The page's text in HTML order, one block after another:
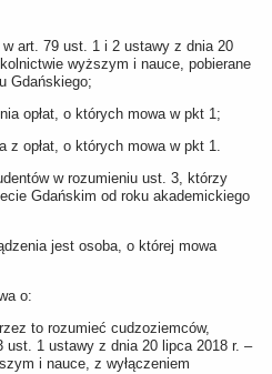
w art. 79 ust. 1 i 2 ustawy z dnia 20
wyższym i nauce, pobierane
Gdańskiego;
opłat, o których mowa w pkt 1;
z opłat, o których mowa w pkt 1.
w rozumieniu ust. 3, którzy
Gdańskim od roku akademickiego
jest osoba, o której mowa
o:
to rozumieć cudzoziemców,
ust. 1 ustawy z dnia 20 lipca 2018 r. –
i nauce, z wyłączeniem